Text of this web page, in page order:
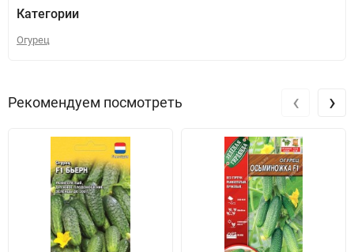
Категории
Огурец
Рекомендуем посмотреть ‹ ›